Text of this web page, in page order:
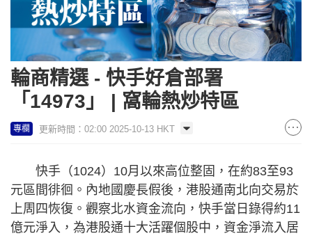
輪商精選 - 快手好倉部署
「14973」 | 窩輪熱炒特區
專欄 更新時間：02:00 2025-10-13 HKT
快手（1024）10月以來高位整固，在約83至93
元區間徘徊。內地國慶長假後，港股通南北向交易於
上周四恢復。觀察北水資金流向，快手當日錄得約11
億元淨入，為港股通十大活躍個股中，資金淨流入居